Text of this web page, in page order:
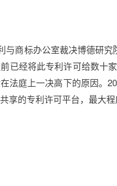
与商标办公室裁决博德研
已经将此专利许可给数十
法庭上一决高下的原因。
享的专利许可平台，最大